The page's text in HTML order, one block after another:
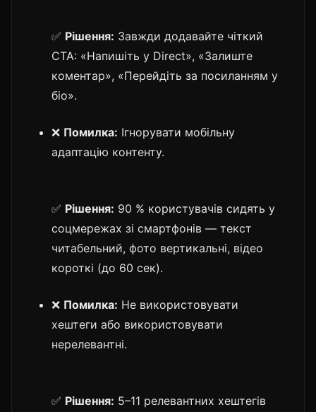
✅ Рішення: Завжди додавайте чіткий
CTA: «Напишіть у Direct», «Залиште
коментар», «Перейдіть за посиланням у
біо».
❌ Помилка: Ігнорувати мобільну
адаптацію контенту.
✅ Рішення: 90 % користувачів сидять у
соцмережах зі смартфонів — текст
читабельний, фото вертикальні, відео
короткі (до 60 сек).
❌ Помилка: Не використовувати
хештеги або використовувати
нерелевантні.
✅ Рішення: 5–11 релевантних хештегів